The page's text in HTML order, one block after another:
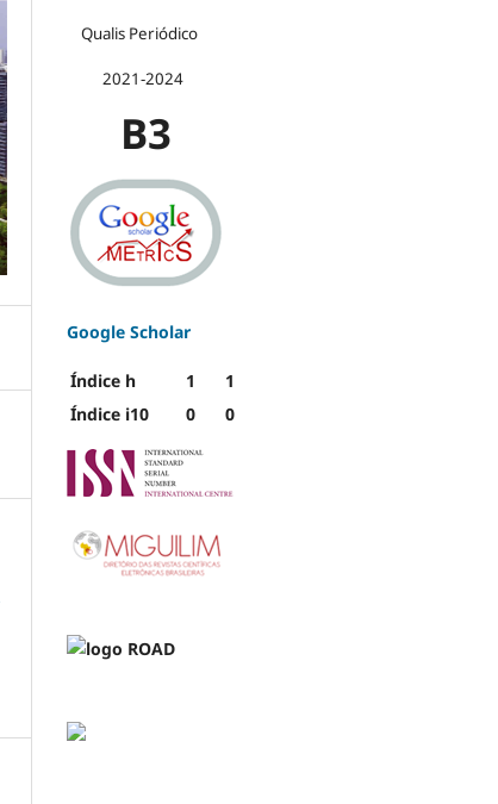
Qualis Periódico
2021-2024
B3
Google Scholar
Índice h 1
1
Índice i10
0 0